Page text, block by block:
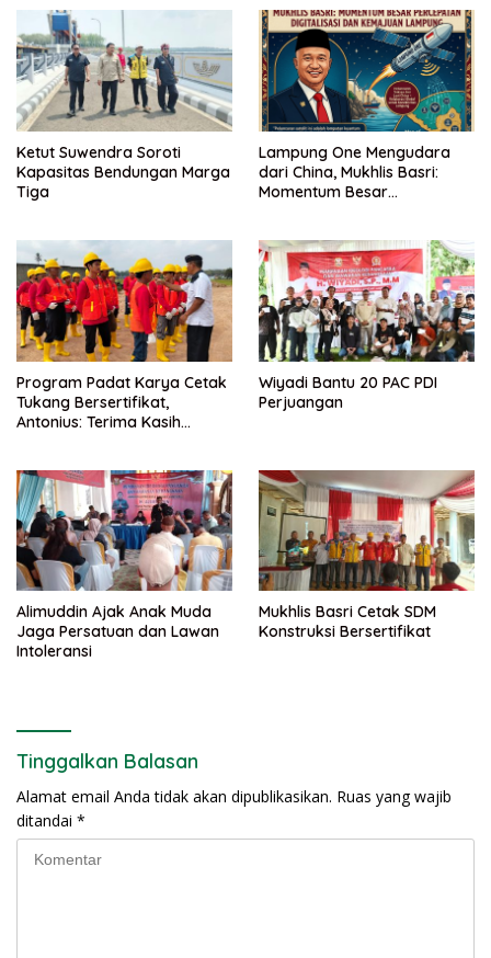
Ketut Suwendra Soroti
Kapasitas Bendungan Marga
Tiga
Lampung One Mengudara
dari China, Mukhlis Basri:
Momentum Besar
Program Padat Karya Cetak
Tukang Bersertifikat,
Antonius: Terima Kasih
Wiyadi Bantu 20 PAC PDI
Perjuangan
Alimuddin Ajak Anak Muda
Jaga Persatuan dan Lawan
Intoleransi
Mukhlis Basri Cetak SDM
Konstruksi Bersertifikat
Tinggalkan Balasan
Alamat email Anda tidak akan dipublikasikan. Ruas yang wajib
ditandai *